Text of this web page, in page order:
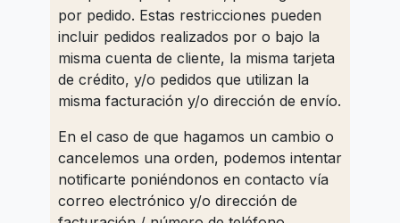
por pedido. Estas restricciones pueden
incluir pedidos realizados por o bajo la
misma cuenta de cliente, la misma tarjeta
de crédito, y/o pedidos que utilizan la
misma facturación y/o dirección de envío.
En el caso de que hagamos un cambio o
cancelemos una orden, podemos intentar
notificarte poniéndonos en contacto vía
correo electrónico y/o dirección de